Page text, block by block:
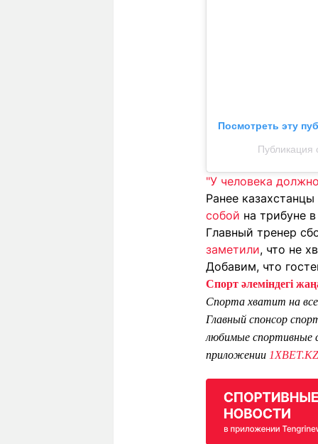
Посмотреть эту
Публикация
"У человека
Ранее казахстанцы
собой на трибуне в
Главный тренер
заметили, что не
Добавим, что
Спорт әлеміндегі
Спорта хватит на
Главный спонсор
любимые спортивные
приложении 1XBET.KZ